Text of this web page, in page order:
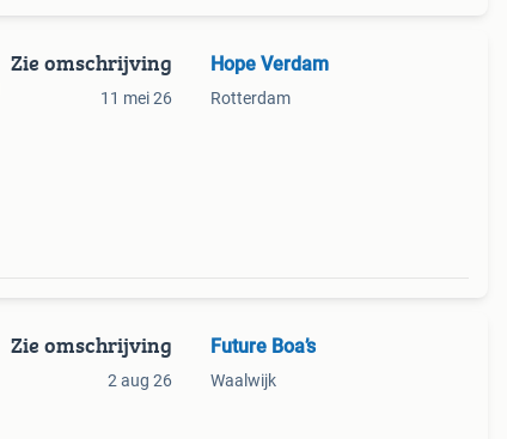
Zie omschrijving
11 mei 26
Hope Verdam
Rotterdam
Zie omschrijving
2 aug 26
Future Boa’s
Waalwijk